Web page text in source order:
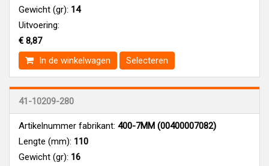
Gewicht (gr): 14
Uitvoering:
€ 8,87
In de winkelwagen
Selecteren
41-10209-280
Artikelnummer fabrikant: 400-7MM (00400007082)
Lengte (mm): 110
Gewicht (gr): 16